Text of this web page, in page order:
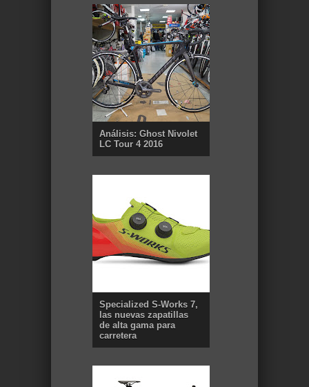
Análisis: Ghost Nivolet
LC Tour 4 2016
Specialized S-Works 7,
las nuevas zapatillas
de alta gama para
carretera